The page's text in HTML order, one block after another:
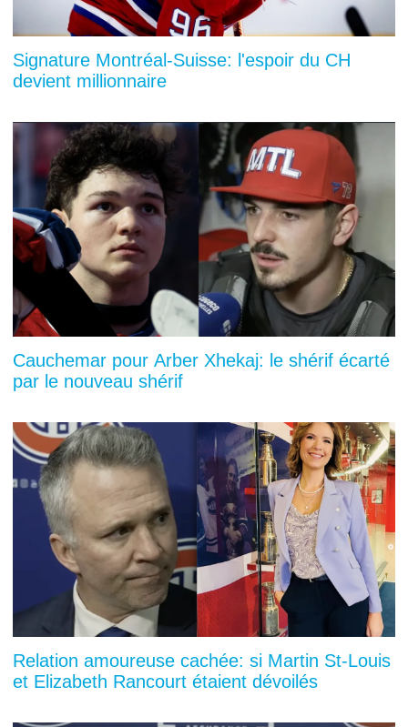
Signature Montréal-Suisse: l'espoir du CH
devient millionnaire
Cauchemar pour Arber Xhekaj: le shérif écarté
par le nouveau shérif
Relation amoureuse cachée: si Martin St-Louis
et Elizabeth Rancourt étaient dévoilés